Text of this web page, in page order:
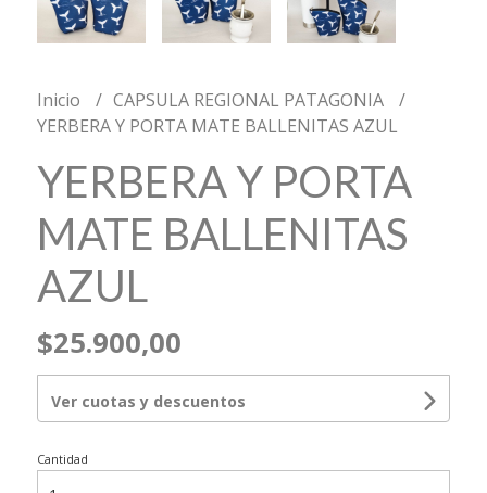
Inicio
CAPSULA REGIONAL PATAGONIA
YERBERA Y PORTA MATE BALLENITAS AZUL
YERBERA Y PORTA
MATE BALLENITAS
AZUL
$25.900,00
Ver cuotas y descuentos
Cantidad